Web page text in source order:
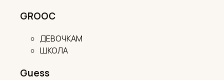
GROOC
ДЕВОЧКАМ
ШКОЛА
Guess